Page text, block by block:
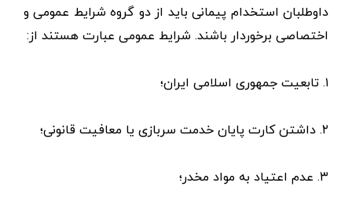
داوطلبان استخدام پیمانی باید از دو گروه شرایط عمومی و
اختصاصی برخوردار باشند. شرایط عمومی عبارت هستند از:
۱. تابعیت جمهوری اسلامی ایران؛
۲. داشتن کارت پایان خدمت سربازی یا معافیت قانونی؛
۳. عدم اعتیاد به مواد مخدر؛